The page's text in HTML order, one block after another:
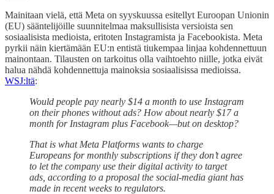
Mainitaan vielä, että Meta on syyskuussa esitellyt Euroopan Unionin
(EU) sääntelijöille suunnitelmaa maksullisista versioista sen
sosiaalisista medioista, eritoten Instagramista ja Facebookista. Meta
pyrkii näin kiertämään EU:n entistä tiukempaa linjaa kohdennettuun
mainontaan. Tilausten on tarkoitus olla vaihtoehto niille, jotka eivät
halua nähdä kohdennettuja mainoksia sosiaalisissa medioissa.
WSJ:ltä:
Would people pay nearly $14 a month to use Instagram
on their phones without ads? How about nearly $17 a
month for Instagram plus Facebook—but on desktop?
That is what Meta Platforms wants to charge
Europeans for monthly subscriptions if they don’t agree
to let the company use their digital activity to target
ads, according to a proposal the social-media giant has
made in recent weeks to regulators.